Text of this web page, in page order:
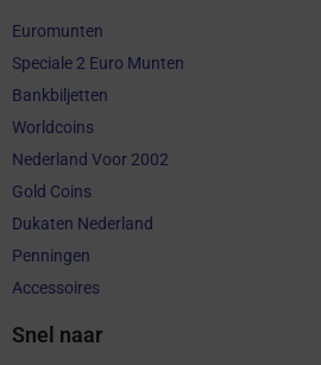
Euromunten
Speciale 2 Euro Munten
Bankbiljetten
Worldcoins
Nederland Voor 2002
Gold Coins
Dukaten Nederland
Penningen
Accessoires
Snel naar